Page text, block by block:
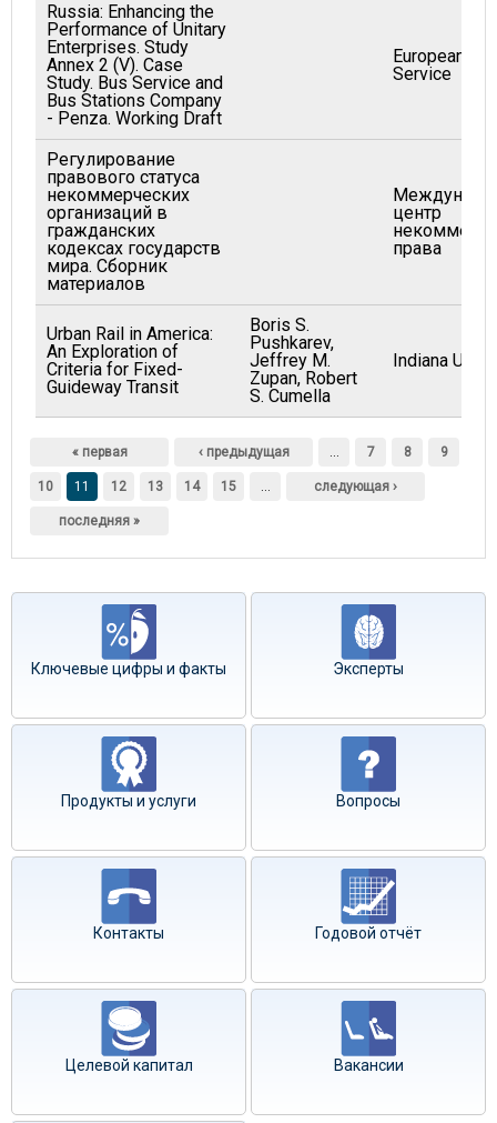
Russia: Enhancing the
Performance of Unitary
Enterprises. Study
Annex 2 (V). Case
Study. Bus Service and
Bus Stations Company
- Penza. Working Draft
European
Service
Регулирование
правового статуса
некоммерческих
организаций в
гражданских
кодексах государств
мира. Сборник
материалов
центр
права
Urban Rail in America:
An Exploration of
Criteria for Fixed-
Guideway Transit
Boris S.
Pushkarev,
Jeffrey M.
Zupan, Robert
S. Cumella
Indiana
« первая ‹ предыдущая … 7 8 9
10 11 12 13 14 15 … следующая ›
последняя »
Ключевые цифры и факты Эксперты
Продукты и услуги Вопросы
Контакты Годовой отчёт
Целевой капитал Вакансии